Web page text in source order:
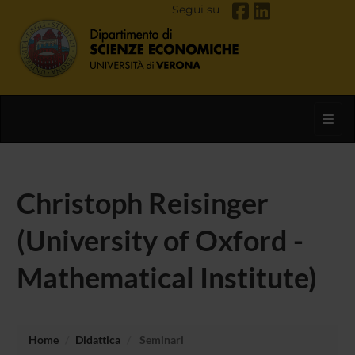
Segui su
Christoph Reisinger
(University of Oxford -
Mathematical Institute)
Home Didattica Seminari